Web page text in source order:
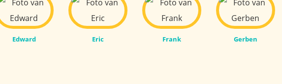
Edward Eric Frank Gerben